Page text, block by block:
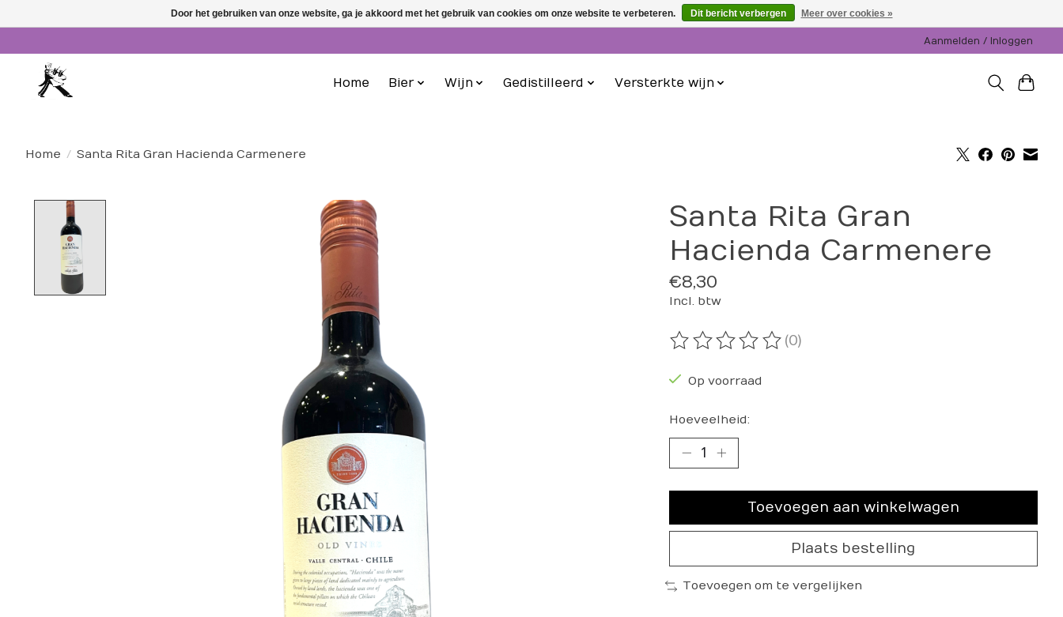
Aanmelden / Inloggen
Home Bier Wijn Gedistilleerd Versterkte wijn
Home / Santa Rita Gran Hacienda Carmenere
Product image slideshow Items
Santa Rita Gran
Hacienda Carmenere
€8,30
Incl. btw
De beoordeling van dit product is
(0)
Op voorraad
Hoeveelheid:
Toevoegen aan winkelwagen
Plaats bestelling
Toevoegen om te vergelijken
Door het gebruiken van onze website, ga je akkoord met het gebruik van cookies om onze website te verbeteren. Dit bericht verbergen Meer over cookies »